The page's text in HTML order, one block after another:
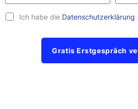
Ich habe die Datenschutzerklärung
Gratis Erstgespräch